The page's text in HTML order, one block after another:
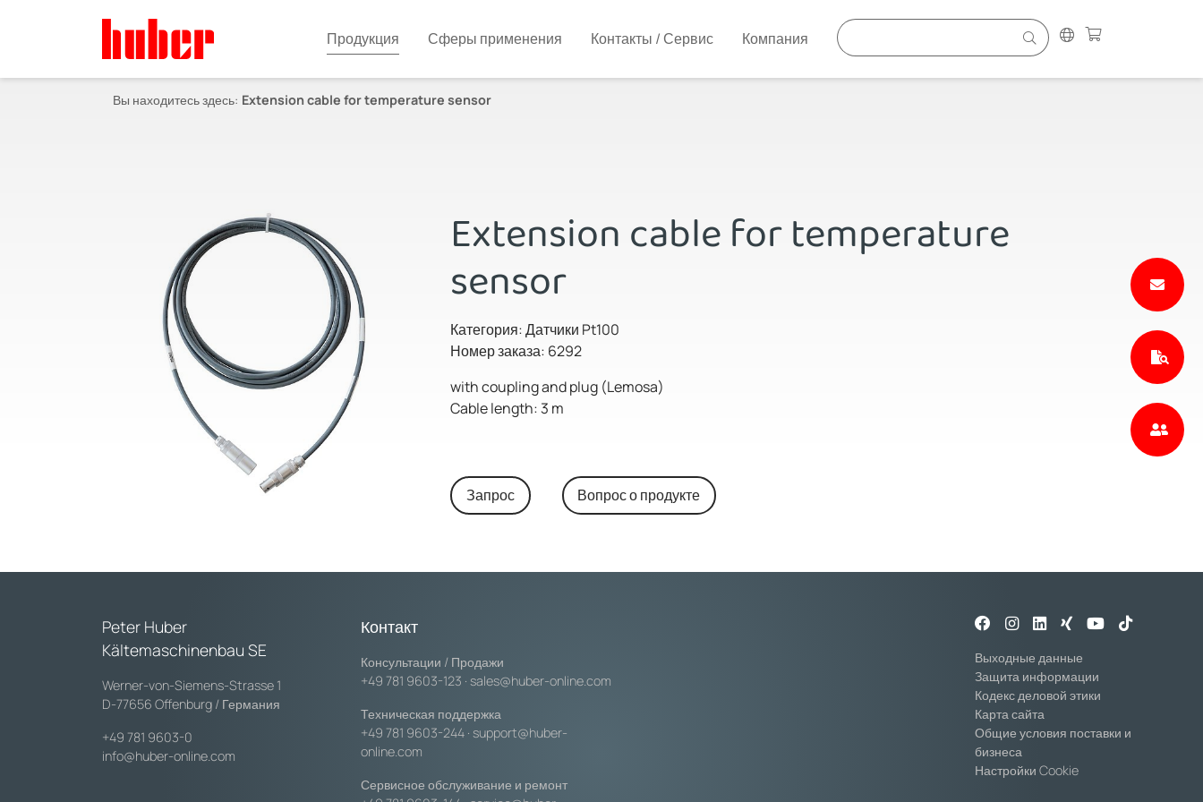
Продукция Сферы применения Контакты / Сервис Компания
Вы находитесь здесь: Extension cable for temperature sensor
Extension cable for temperature
sensor
Категория: Датчики Pt100
Номер заказа: 6292
with coupling and plug (Lemosa)
Cable length: 3 m
Запрос Вопрос о продукте
Peter Huber
Kältemaschinenbau SE
Werner-von-Siemens-Strasse 1
D-77656 Offenburg / Германия
+49 781 9603-0
info@huber-online.com
Контакт
Консультации / Продажи
+49 781 9603-123 · sales@huber-online.com
Техническая поддержка
+49 781 9603-244 · support@huber-
online.com
Сервисное обслуживание и ремонт
Выходные данные
Защита информации
Кодекс деловой этики
Карта сайта
Общие условия поставки и
бизнеса
Настройки Cookie